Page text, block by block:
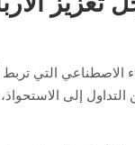
الاصطناعي التي
إلى